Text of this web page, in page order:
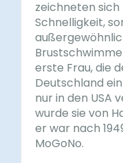
zeichneten
Schnelligkeit,
erste Frau, die
Deutschland
nur in den USA
wurde sie von
er war nach
MoGoNo.